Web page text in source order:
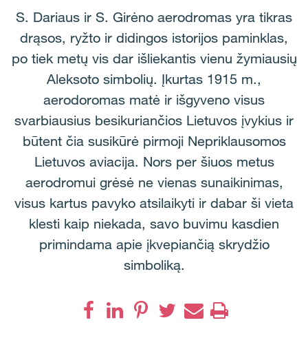
S. Dariaus ir S. Girėno aerodromas yra tikras
drąsos, ryžto ir didingos istorijos paminklas,
po tiek metų vis dar išliekantis vienu žymiausių
Aleksoto simbolių. Įkurtas 1915 m.,
aerodoromas matė ir išgyveno visus
svarbiausius besikuriančios Lietuvos įvykius ir
būtent čia susikūrė pirmoji Nepriklausomos
Lietuvos aviacija. Nors per šiuos metus
aerodromui grėsė ne vienas sunaikinimas,
visus kartus pavyko atsilaikyti ir dabar ši vieta
klesti kaip niekada, savo buvimu kasdien
primindama apie įkvepiančią skrydžio
simboliką.